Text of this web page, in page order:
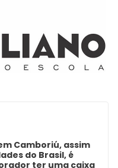
Camboriú, assim
do Brasil, é
ter uma caixa